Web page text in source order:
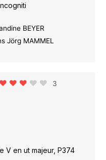
BEYER
Jörg MAMMEL
3
V en ut majeur, P374